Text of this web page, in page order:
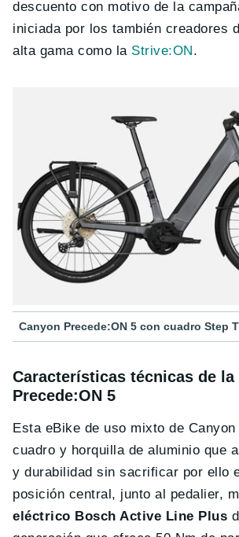
descuento con motivo de la
iniciada por los también creadores
alta gama como la Strive:ON.
Canyon Precede:ON 5 con cuadro Step
Características técnicas de la
Precede:ON 5
Esta eBike de uso mixto de
cuadro y horquilla de aluminio que
y durabilidad sin sacrificar por ello
posición central, junto al pedalier,
eléctrico Bosch Active Line Plus